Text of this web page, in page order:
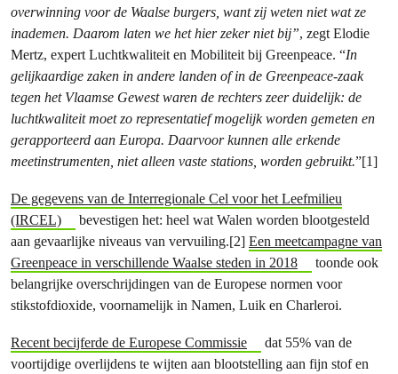
overwinning voor de Waalse burgers, want zij weten niet wat ze
inademen. Daarom laten we het hier zeker niet bij”, zegt Elodie
Mertz, expert Luchtkwaliteit en Mobiliteit bij Greenpeace. “In
gelijkaardige zaken in andere landen of in de Greenpeace-zaak
tegen het Vlaamse Gewest waren de rechters zeer duidelijk: de
luchtkwaliteit moet zo representatief mogelijk worden gemeten en
gerapporteerd aan Europa. Daarvoor kunnen alle erkende
meetinstrumenten, niet alleen vaste stations, worden gebruikt.”[1]
De gegevens van de Interregionale Cel voor het Leefmilieu
(IRCEL)
bevestigen het: heel wat Walen worden blootgesteld
aan gevaarlijke niveaus van vervuiling.[2] Een meetcampagne van
Greenpeace in verschillende Waalse steden in 2018
toonde ook
belangrijke overschrijdingen van de Europese normen voor
stikstofdioxide, voornamelijk in Namen, Luik en Charleroi.
Recent becijferde de Europese Commissie
dat 55% van de
voortijdige overlijdens te wijten aan blootstelling aan fijn stof en